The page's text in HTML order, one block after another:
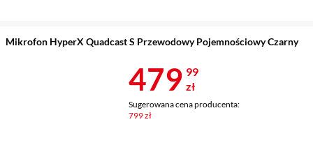
Mikrofon HyperX Quadcast S Przewodowy Pojemnościowy Czarny
Cena 479,99
479 99
zł
Sugerowana cena producenta:
799 zł